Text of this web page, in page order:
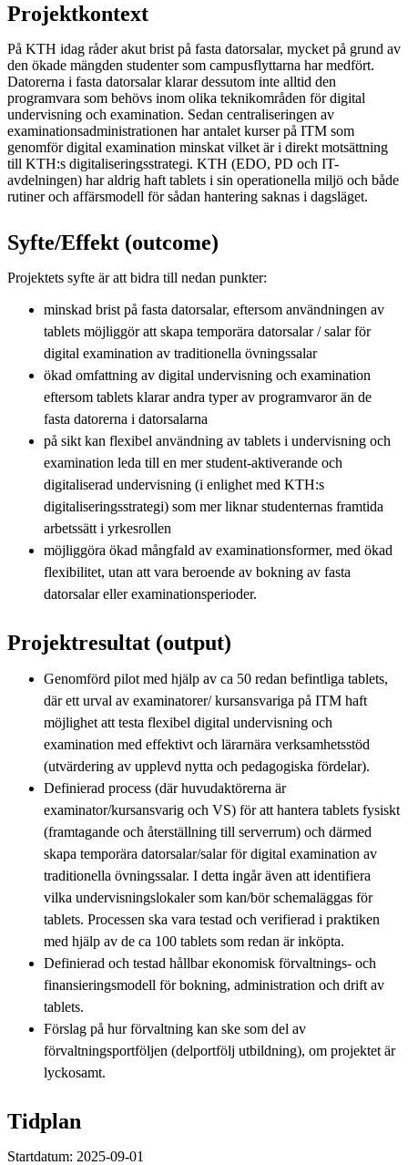
Projektkontext
På KTH idag råder akut brist på fasta datorsalar, mycket på grund av
den ökade mängden studenter som campusflyttarna har medfört.
Datorerna i fasta datorsalar klarar dessutom inte alltid den
programvara som behövs inom olika teknikområden för digital
undervisning och examination. Sedan centraliseringen av
examinationsadministrationen har antalet kurser på ITM som
genomför digital examination minskat vilket är i direkt motsättning
till KTH:s digitaliseringsstrategi. KTH (EDO, PD och IT-
avdelningen) har aldrig haft tablets i sin operationella miljö och både
rutiner och affärsmodell för sådan hantering saknas i dagsläget.
Syfte/Effekt (outcome)
Projektets syfte är att bidra till nedan punkter:
minskad brist på fasta datorsalar, eftersom användningen av
tablets möjliggör att skapa temporära datorsalar / salar för
digital examination av traditionella övningssalar
ökad omfattning av digital undervisning och examination
eftersom tablets klarar andra typer av programvaror än de
fasta datorerna i datorsalarna
på sikt kan flexibel användning av tablets i undervisning och
examination leda till en mer student-aktiverande och
digitaliserad undervisning (i enlighet med KTH:s
digitaliseringsstrategi) som mer liknar studenternas framtida
arbetssätt i yrkesrollen
möjliggöra ökad mångfald av examinationsformer, med ökad
flexibilitet, utan att vara beroende av bokning av fasta
datorsalar eller examinationsperioder.
Projektresultat (output)
Genomförd pilot med hjälp av ca 50 redan befintliga tablets,
där ett urval av examinatorer/ kursansvariga på ITM haft
möjlighet att testa flexibel digital undervisning och
examination med effektivt och lärarnära verksamhetsstöd
(utvärdering av upplevd nytta och pedagogiska fördelar).
Definierad process (där huvudaktörerna är
examinator/kursansvarig och VS) för att hantera tablets fysiskt
(framtagande och återställning till serverrum) och därmed
skapa temporära datorsalar/salar för digital examination av
traditionella övningssalar. I detta ingår även att identifiera
vilka undervisningslokaler som kan/bör schemaläggas för
tablets. Processen ska vara testad och verifierad i praktiken
med hjälp av de ca 100 tablets som redan är inköpta.
Definierad och testad hållbar ekonomisk förvaltnings- och
finansieringsmodell för bokning, administration och drift av
tablets.
Förslag på hur förvaltning kan ske som del av
förvaltningsportföljen (delportfölj utbildning), om projektet är
lyckosamt.
Tidplan
Startdatum: 2025-09-01